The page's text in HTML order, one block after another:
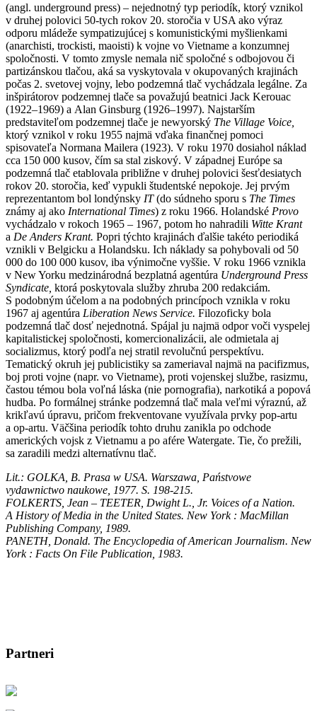
(angl. underground press) – nejednotný typ periodík, ktorý vznikol
v druhej polovici 50-tych rokov 20. storočia v USA ako výraz
odporu mládeže sympatizujúcej s komunistickými myšlienkami
(anarchisti, trockisti, maoisti) k vojne vo Vietname a konzumnej
spoločnosti. V tomto zmysle nemala nič spoločné s odbojovou či
partizánskou tlačou, aká sa vyskytovala v okupovaných krajinách
počas 2. svetovej vojny, lebo podzemná tlač vychádzala legálne. Za
inšpirátorov podzemnej tlače sa považujú beatnici Jack Kerouac
(1922–1969) a Alan Ginsburg (1926–1997). Najstarším
predstaviteľom podzemnej tlače je newyorský The Village Voice,
ktorý vznikol v roku 1955 najmä vďaka finančnej pomoci
spisovateľa Normana Mailera (1923). V roku 1970 dosiahol náklad
cca 150 000 kusov, čím sa stal ziskový. V západnej Európe sa
podzemná tlač etablovala približne v druhej polovici šesťdesiatych
rokov 20. storočia, keď vypukli študentské nepokoje. Jej prvým
reprezentantom bol londýnsky IT(do súdneho sporu s The Times
známy aj ako International Times) z roku 1966. Holandské Provo
vychádzalo v rokoch 1965 – 1967, potom ho nahradili Witte Krant
a De Anders Krant. Popri týchto krajinách ďalšie takéto periodiká
vznikli v Belgicku a Holandsku. Ich náklady sa pohybovali od 50
000 do 100 000 kusov, iba výnimočne vyššie. V roku 1966 vznikla
v New Yorku medzinárodná bezplatná agentúra Underground Press
Syndicate, ktorá poskytovala služby zhruba 200 redakciám.
S podobným účelom a na podobných princípoch vznikla v roku
1967 aj agentúra Liberation News Service. Filozoficky bola
podzemná tlač dosť nejednotná. Spájal ju najmä odpor voči vyspelej
kapitalistickej spoločnosti, komercionalizácii, ale odmietala aj
socializmus, ktorý podľa nej stratil revolučnú perspektívu.
Tematický okruh jej publicistiky sa zameriaval najmä na pacifizmus,
boj proti vojne (napr. vo Vietname), proti vojenskej službe, rasizmu,
častou témou bola voľná láska (nie pornografia), narkotiká a popová
hudba. Po formálnej stránke podzemná tlač mala veľmi výraznú, až
krikľavú úpravu, pričom frekventovane využívala prvky pop-artu
a op-artu. Väčšina periodík tohto druhu zanikla po odchode
amerických vojsk z Vietnamu a po afére Watergate. Tie, čo prežili,
sa zaradili medzi alternatívnu tlač.
Lit.: GOLKA, B. Prasa w USA. Warszawa, Państvowe
vydawnictwo naukowe, 1977. S. 198-215.
FOLKERTS, Jean – TEETER, Dwight L., Jr. Voices of a Nation.
A History of Media in the United States. New York : MacMillan
Publishing Company, 1989.
PANETH, Donald. The Encyclopedia of American Journalism. New
York : Facts On File Publication, 1983.
Partneri